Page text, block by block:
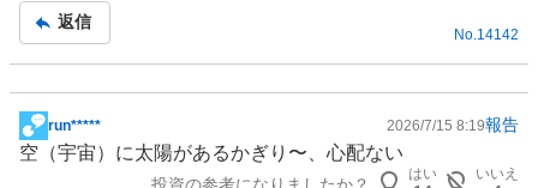
返信
No. 14142
掲
示
run***** 2026/7/15 8:19報告
空（宇宙）に太陽があるかぎり〜、心配ない
はい いいえ